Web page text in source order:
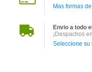
Mas formas
Envio a todo
¡Despachos
Seleccione